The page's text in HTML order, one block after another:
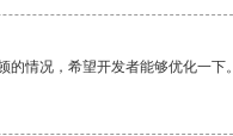
情况，希望开发者能够优化一下。